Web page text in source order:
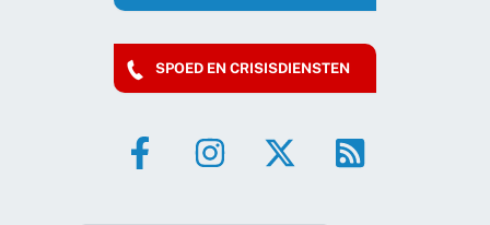
SPOED EN CRISISDIENSTEN